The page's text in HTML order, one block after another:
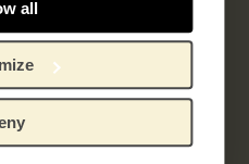
all
de